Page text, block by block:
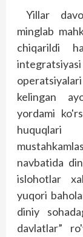
Yillar
minglab
chiqarildi
kelingan
yordami
navbatida
islohotlar
yuqori
diniy
davlatlar”